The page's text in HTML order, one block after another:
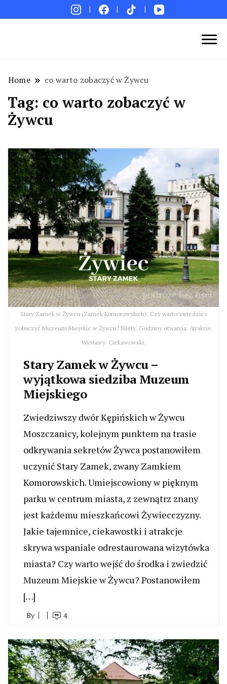
Blog podróżniczy. Najpiękniejsze miejsca w Polsce i
na świecie. Ciekawe miejsca. Pomysły na weekend i
wakacje. Porady. Relacje z podróży.
Home co warto zobaczyć w Żywcu
Tag: co warto zobaczyć w
Żywcu
Stary Zamek w Żywcu (Zamek Komorowskich). Czy warto zwiedzić i
zobaczyć Muzeum Miejskie w Żywcu? Bilety. Godziny otwarcia. Atrakcje.
Wystawy. Ciekawowski.
Stary Zamek w Żywcu –
wyjątkowa siedziba Muzeum
Miejskiego
Zwiedziwszy dwór Kępińskich w Żywcu
Moszczanicy, kolejnym punktem na trasie
odkrywania sekretów Żywca postanowiłem
uczynić Stary Zamek, zwany Zamkiem
Komorowskich. Umiejscowiony w pięknym
parku w centrum miasta, z zewnątrz znany
jest każdemu mieszkańcowi Żywiecczyzny.
Jakie tajemnice, ciekawostki i atrakcje
skrywa wspaniale odrestaurowana wizytówka
miasta? Czy warto wejść do środka i zwiedzić
Muzeum Miejskie w Żywcu? Postanowiłem
[…]
By 4